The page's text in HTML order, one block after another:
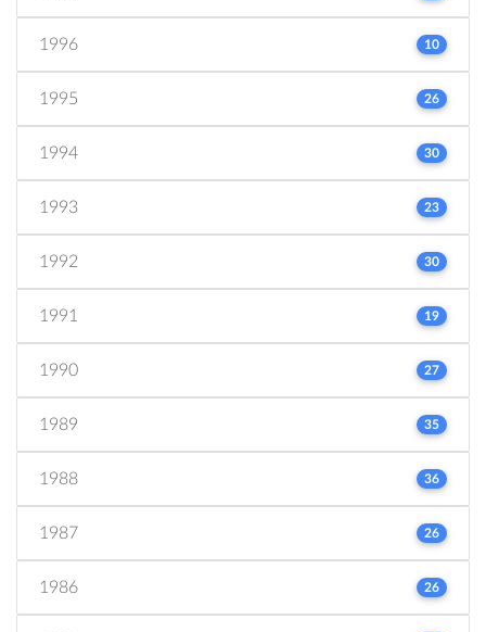
1996 10
1995 26
1994 30
1993 23
1992 30
1991 19
1990 27
1989 35
1988 36
1987 26
1986 26